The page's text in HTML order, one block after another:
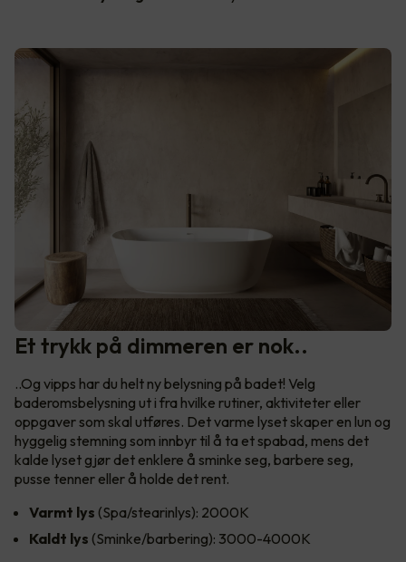
Et trykk på dimmeren er nok..
..Og vipps har du helt ny belysning på badet! Velg
baderomsbelysning ut i fra hvilke rutiner, aktiviteter eller
oppgaver som skal utføres. Det varme lyset skaper en lun og
hyggelig stemning som innbyr til å ta et spabad, mens det
kalde lyset gjør det enklere å sminke seg, barbere seg,
pusse tenner eller å holde det rent.
Varmt lys (Spa/stearinlys): 2000K
Kaldt lys (Sminke/barbering): 3000-4000K